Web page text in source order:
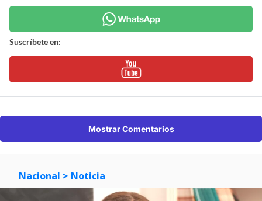
Suscríbete en:
Mostrar Comentarios
Nacional > Noticia